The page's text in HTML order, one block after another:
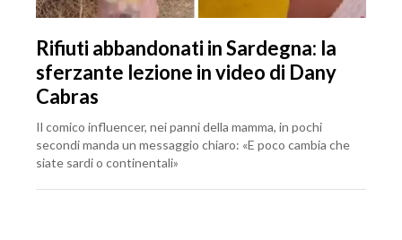
Rifiuti abbandonati in Sardegna: la
sferzante lezione in video di Dany
Cabras
Il comico influencer, nei panni della mamma, in pochi
secondi manda un messaggio chiaro: «E poco cambia che
siate sardi o continentali»